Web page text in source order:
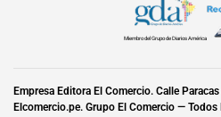
Miembro del Grupo de Diarios América
Empresa Editora El Comercio. Calle
Elcomercio.pe. Grupo El Comercio —